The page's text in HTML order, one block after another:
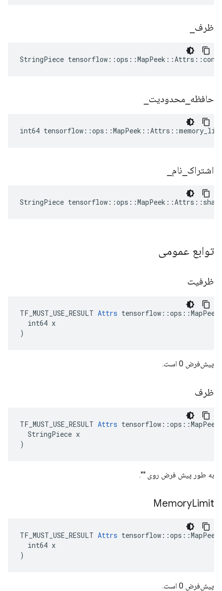
ظرف
StringPiece
حافظه محدودیت
int64
اشتراک نام
StringPiece
توابع عمومی
ظرفیت
TF_MUST_USE_RESULT Attrs
  int64 x
)
پیش‌فرض 0 است.
ظرف
TF_MUST_USE_RESULT Attrs
  StringPiece x
)
به طور پیش فرض روی "".
MemoryLimit
TF_MUST_USE_RESULT Attrs
  int64 x
)
پیش‌فرض 0 است.